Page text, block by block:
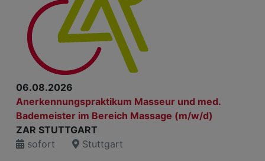
06.08.2026
Anerkennungspraktikum Masseur und med.
Bademeister im Bereich Massage (m/w/d)
ZAR STUTTGART
sofort
Stuttgart